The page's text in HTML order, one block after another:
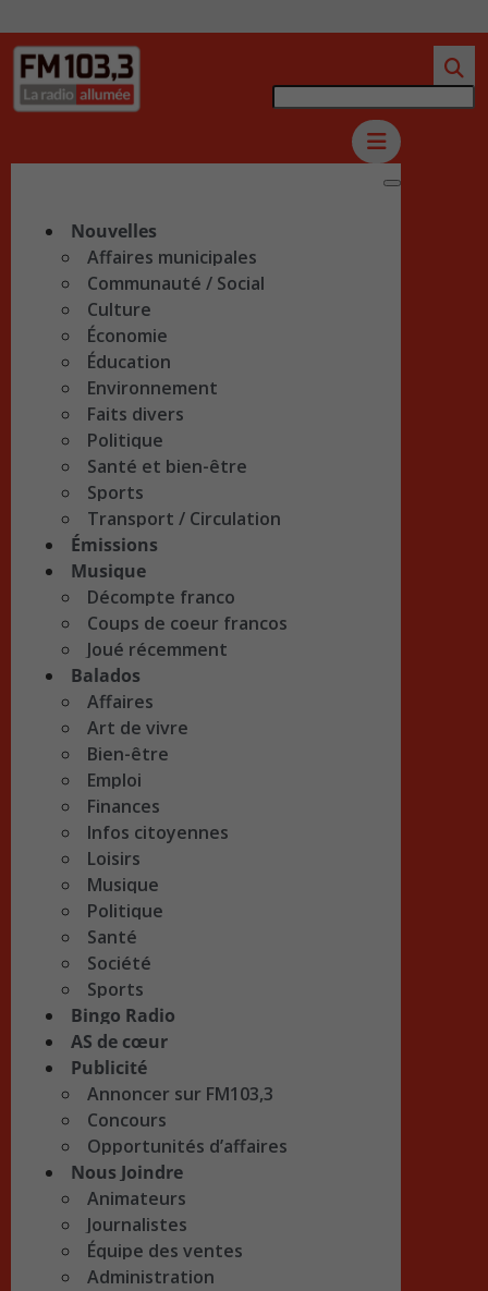
Nouvelles
Affaires municipales
Communauté / Social
Culture
Économie
Éducation
Environnement
Faits divers
Politique
Santé et bien-être
Sports
Transport / Circulation
Émissions
Musique
Décompte franco
Coups de coeur francos
Joué récemment
Balados
Affaires
Art de vivre
Bien-être
Emploi
Finances
Infos citoyennes
Loisirs
Musique
Politique
Santé
Société
Sports
Bingo Radio
AS de cœur
Publicité
Annoncer sur FM103,3
Concours
Opportunités d’affaires
Nous Joindre
Animateurs
Journalistes
Équipe des ventes
Administration